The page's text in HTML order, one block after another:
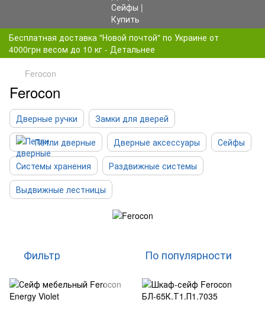
Бесплатная доставка "Новой почтой" по Украине от
4000грн весом до 10 кг - Детальнее
Ferocon
Ferocon
Дверные ручки
Замки для дверей
Петли дверные
Дверные аксессуары
Сейфы
Системы хранения
Раздвижные системы
Выдвижные лестницы
Фильтр По популярности